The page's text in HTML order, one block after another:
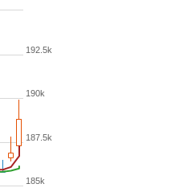
185k
187.5k
190k
192.5k